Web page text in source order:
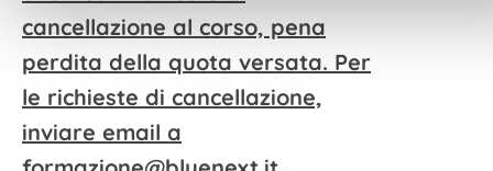
cancellazione al corso, pena
perdita della quota versata. Per
le richieste di cancellazione,
inviare email a